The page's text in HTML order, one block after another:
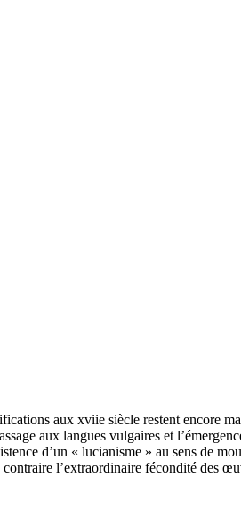
aux xviie siècle restent encore
aux langues vulgaires et
d’un « lucianisme » au sens de
l’extraordinaire fécondité des